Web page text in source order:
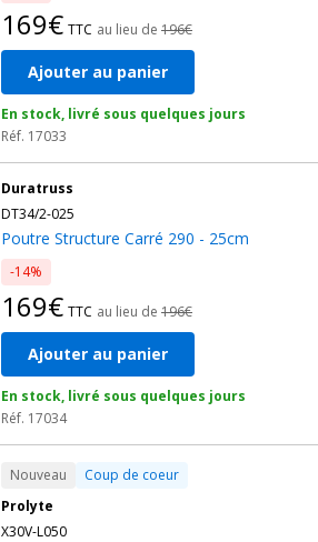
169€ TTC au lieu de 196€
Ajouter au panier
En stock, livré sous quelques jours
Réf. 17033
Duratruss
DT34/2-025
Poutre Structure Carré 290 - 25cm
-14%
169€ TTC au lieu de 196€
Ajouter au panier
En stock, livré sous quelques jours
Réf. 17034
Nouveau
Coup de coeur
Prolyte
X30V-L050